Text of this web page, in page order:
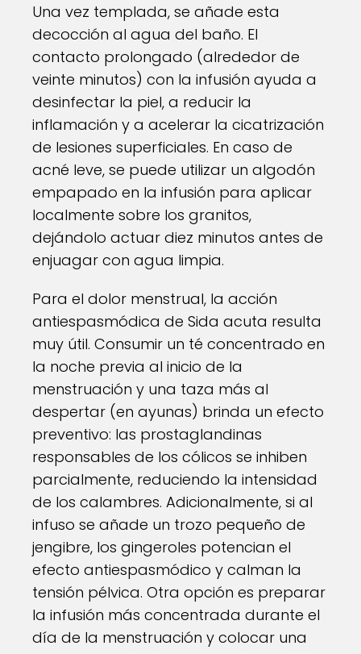
Una vez templada, se añade esta
decocción al agua del baño. El
contacto prolongado (alrededor de
veinte minutos) con la infusión ayuda a
desinfectar la piel, a reducir la
inflamación y a acelerar la cicatrización
de lesiones superficiales. En caso de
acné leve, se puede utilizar un algodón
empapado en la infusión para aplicar
localmente sobre los granitos,
dejándolo actuar diez minutos antes de
enjuagar con agua limpia.
Para el dolor menstrual, la acción
antiespasmódica de Sida acuta resulta
muy útil. Consumir un té concentrado en
la noche previa al inicio de la
menstruación y una taza más al
despertar (en ayunas) brinda un efecto
preventivo: las prostaglandinas
responsables de los cólicos se inhiben
parcialmente, reduciendo la intensidad
de los calambres. Adicionalmente, si al
infuso se añade un trozo pequeño de
jengibre, los gingeroles potencian el
efecto antiespasmódico y calman la
tensión pélvica. Otra opción es preparar
la infusión más concentrada durante el
día de la menstruación y colocar una